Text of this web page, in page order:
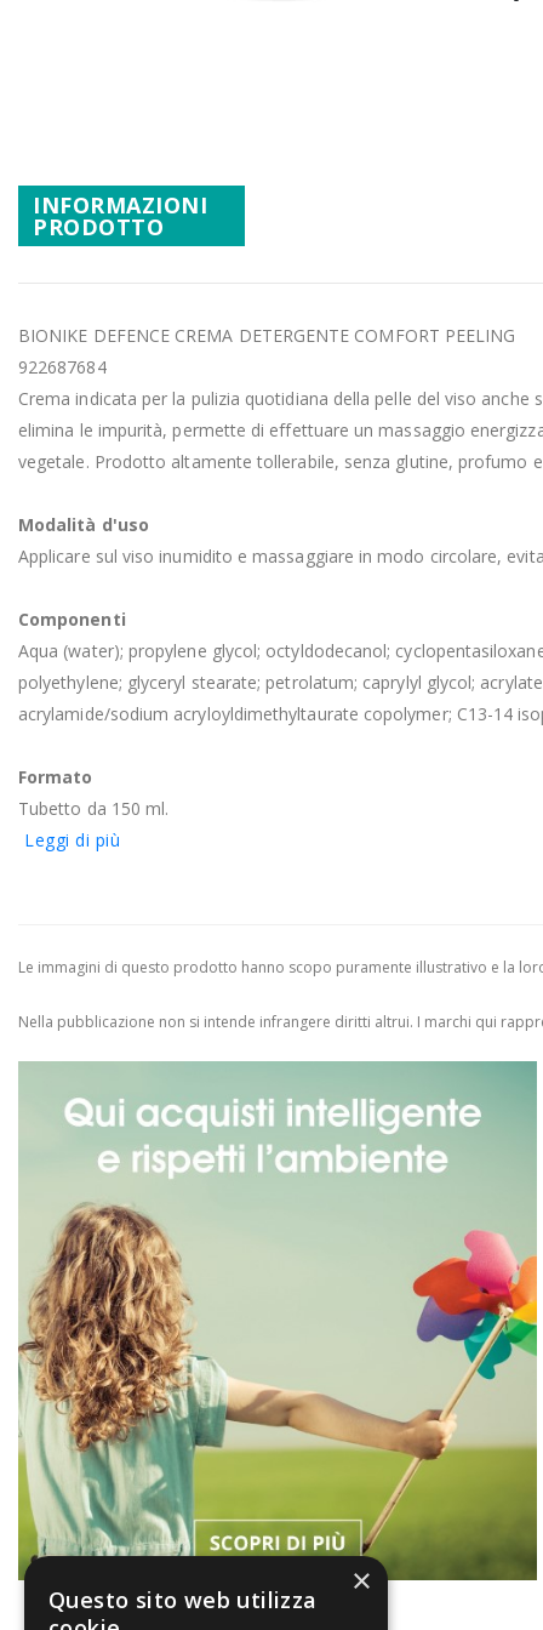
immagini
INFORMAZIONI
PRODOTTO
BIONIKE DEFENCE CREMA DETERGENTE COMFORT PEELING
922687684
Crema indicata per la pulizia quotidiana della pelle del viso
elimina le impurità, permette di effettuare un massaggio
vegetale. Prodotto altamente tollerabile, senza glutine, profumo
Modalità d'uso
Applicare sul viso inumidito e massaggiare in modo circolare,
Componenti
Aqua (water); propylene glycol; octyldodecanol;
polyethylene; glyceryl stearate; petrolatum; caprylyl glycol;
acrylamide/sodium acryloyldimethyltaurate copolymer; C13-14
Formato
Tubetto da 150 ml.
Leggi di più
Le immagini di questo prodotto hanno scopo puramente illustrativo e la
Nella pubblicazione non si intende infrangere diritti altrui. I marchi qui
×
Questo sito web utilizza